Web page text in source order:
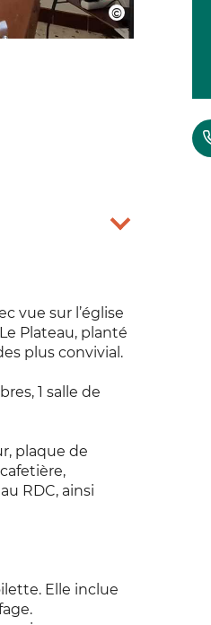
vue sur l’église
Plateau, planté
plus convivial.
1 salle de
plaque de
RDC, ainsi
Elle inclue